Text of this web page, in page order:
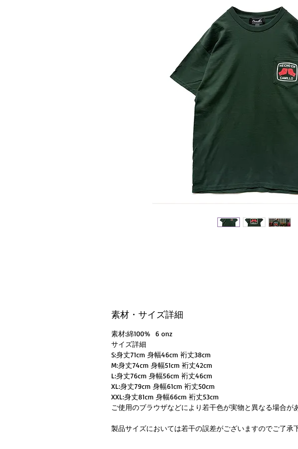
素材・サイズ詳細
素材:綿100% 6 onz
サイズ詳細
S:身丈71cm 身幅46cm 裄丈38cm
M:身丈74cm 身幅51cm 裄丈42cm
L:身丈76cm 身幅56cm 裄丈46cm
XL:身丈79cm 身幅61cm 裄丈50cm
XXL:身丈81cm 身幅66cm 裄丈53cm
ご使用のブラウザなどにより若干色が実物と異なる場合が
製品サイズにおいては若干の誤差がございますのでご了承